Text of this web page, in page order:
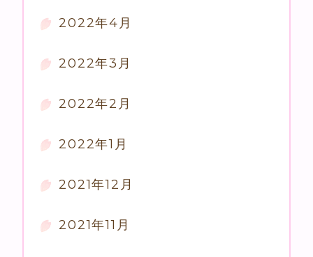
2022年4月
2022年3月
2022年2月
2022年1月
2021年12月
2021年11月